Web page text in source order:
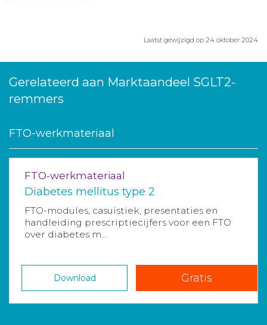
Laatst gewijzigd op 24 oktober 2024
Gerelateerd aan Marktaandeel SGLT2-
remmers
FTO-werkmateriaal
FTO-werkmateriaal
Diabetes mellitus type 2
FTO-modules, casuïstiek, presentaties en
handleiding prescriptiecijfers voor een FTO
over diabetes m...
Download Gratis